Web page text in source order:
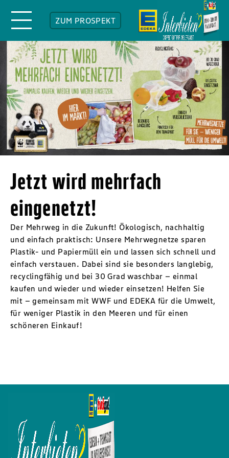
ZUM PROSPEKT
Jetzt wird mehrfach
eingenetzt!
Der Mehrweg in die Zukunft! Ökologisch, nachhaltig
und einfach praktisch: Unsere Mehrwegnetze sparen
Plastik- und Papiermüll ein und lassen sich schnell und
einfach verstauen. Dabei sind sie besonders langlebig,
recyclingfähig und bei 30 Grad waschbar – einmal
kaufen und wieder und wieder einsetzen! Helfen Sie
mit – gemeinsam mit WWF und EDEKA für die Umwelt,
für weniger Plastik in den Meeren und für einen
schöneren Einkauf!